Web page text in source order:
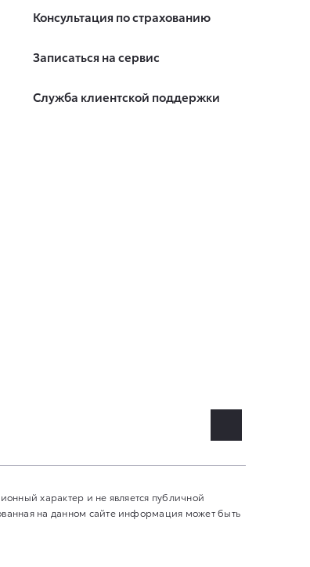
Консультация по страхованию
Записаться на сервис
Служба клиентской поддержки
характер и не является публичной
на данном сайте информация может быть